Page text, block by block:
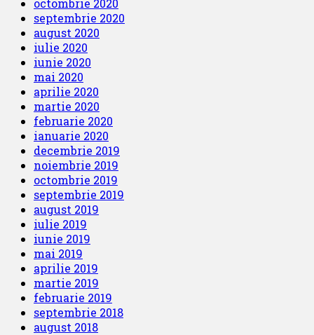
septembrie 2020
august 2020
iulie 2020
iunie 2020
mai 2020
aprilie 2020
martie 2020
februarie 2020
ianuarie 2020
decembrie 2019
noiembrie 2019
octombrie 2019
septembrie 2019
august 2019
iulie 2019
iunie 2019
mai 2019
aprilie 2019
martie 2019
februarie 2019
septembrie 2018
august 2018